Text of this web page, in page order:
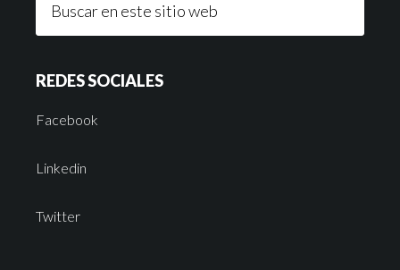
REDES SOCIALES
Facebook
Linkedin
Twitter